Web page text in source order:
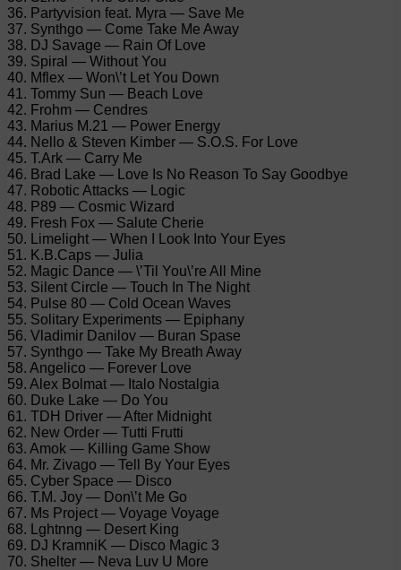
36. Partyvision feat. Myra — Save Me
37. Synthgo — Come Take Me Away
38. DJ Savage — Rain Of Love
39. Spiral — Without You
40. Mflex — Won\’t Let You Down
41. Tommy Sun — Beach Love
42. Frohm — Cendres
43. Marius M.21 — Power Energy
44. Nello & Steven Kimber — S.O.S. For Love
45. T.Ark — Carry Me
46. Brad Lake — Love Is No Reason To Say Goodbye
47. Robotic Attacks — Logic
48. P89 — Cosmic Wizard
49. Fresh Fox — Salute Cherie
50. Limelight — When I Look Into Your Eyes
51. K.B.Caps — Julia
52. Magic Dance — \’Til You\’re All Mine
53. Silent Circle — Touch In The Night
54. Pulse 80 — Cold Ocean Waves
55. Solitary Experiments — Epiphany
56. Vladimir Danilov — Buran Spase
57. Synthgo — Take My Breath Away
58. Angelico — Forever Love
59. Alex Bolmat — Italo Nostalgia
60. Duke Lake — Do You
61. TDH Driver — After Midnight
62. New Order — Tutti Frutti
63. Amok — Killing Game Show
64. Mr. Zivago — Tell By Your Eyes
65. Cyber Space — Disco
66. T.M. Joy — Don\’t Me Go
67. Ms Project — Voyage Voyage
68. Lghtnng — Desert King
69. DJ KramniK — Disco Magic 3
70. Shelter — Neva Luv U More